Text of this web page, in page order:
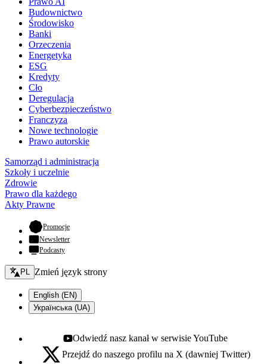
Budownictwo
Środowisko
Banki
Orzeczenia
Energetyka
ESG
Kredyty
Cło
Deregulacja
Cyberbezpieczeństwo
Franczyza
Nowe technologie
Prawo autorskie
Samorząd i administracja
Szkoły i uczelnie
Zdrowie
Prawo dla każdego
Akty Prawne
Promocje- otwiera się w nowej karcie
Newsletter
Podcasty
Zmień język - bieżący:
PL Zmień język strony
English (EN)
Українська (UA)
Youtube - otwiera się w nowej karcie
Odwiedź nasz kanał w serwisie YouTube
X - otwiera się w nowej karcie
Przejdź do naszego profilu na X (dawniej Twitter)